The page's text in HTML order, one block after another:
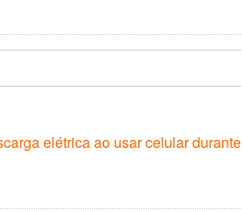
elétrica ao usar celular durante